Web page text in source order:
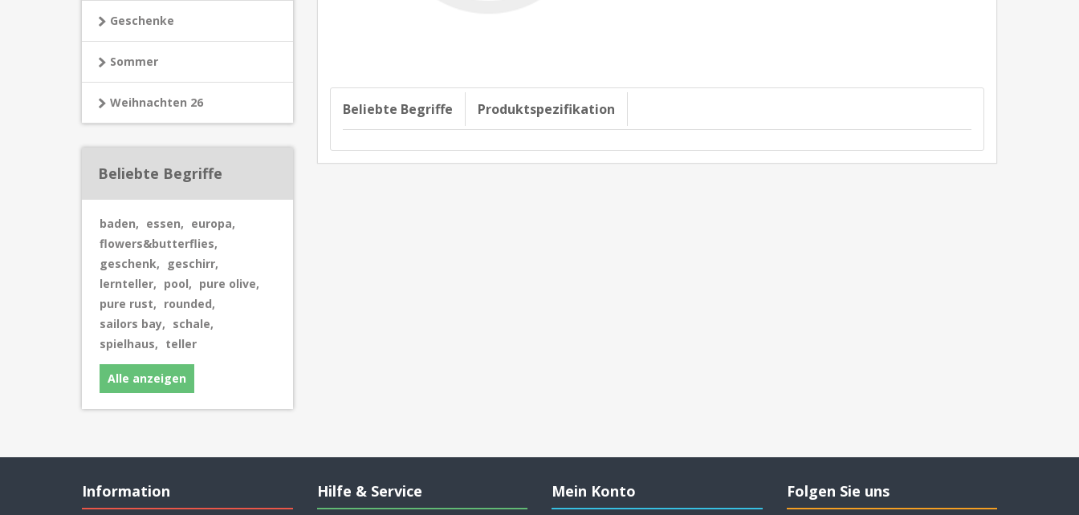
Geschenke
Sommer
Weihnachten 26
Beliebte Begriffe
baden, essen, europa,
flowers&butterflies,
geschenk, geschirr,
lernteller, pool, pure olive,
pure rust, rounded,
sailors bay, schale,
spielhaus, teller
Alle anzeigen
Beliebte Begriffe Produktspezifikation
Information Hilfe & Service Mein Konto Folgen Sie uns